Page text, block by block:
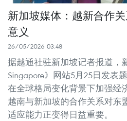
新加坡媒体：越新合作
意义
26/05/2026 03:48
据越通社驻新加坡记者报道，
Singapore》网站5月25日发表
在全球格局变化背景下加强经
越南与新加坡的合作关系对东
适应能力正变得日益重要。